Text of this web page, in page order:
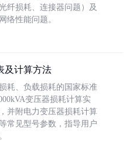
纤损耗、连接器问题）及
络性能问题。
及计算方法
耗、负载损耗的国家标准
变压器损耗计算实
并附电力变压器损耗计算
常见型号参数，指导用户